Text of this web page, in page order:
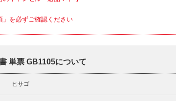
」を必ずご確認ください
単票 GB1105について
ヒサゴ